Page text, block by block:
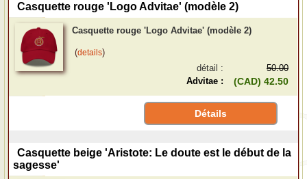
Casquette rouge 'Logo Advitae' (modèle 2)
Casquette rouge 'Logo Advitae' (modèle 2)
(details)
détail :
50.00
Advitae :
(CAD) 42.50
Détails
Casquette beige 'Aristote: Le doute est le début de la
sagesse'